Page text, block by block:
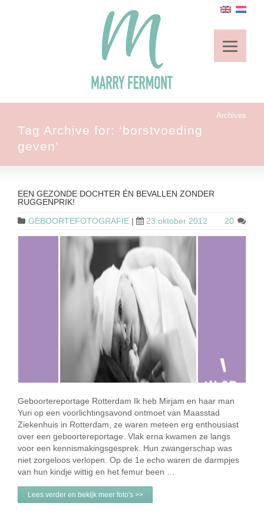
Archives
Tag Archive for: ‘borstvoeding
geven’
EEN GEZONDE DOCHTER ÉN BEVALLEN ZONDER
RUGGENPRIK!
GEBOORTEFOTOGRAFIE | 23 oktober 2012 20
Geboortereportage Rotterdam Ik heb Mirjam en haar man
Yuri op een voorlichtingsavond ontmoet van Maasstad
Ziekenhuis in Rotterdam, ze waren meteen erg enthousiast
over een geboortereportage. Vlak erna kwamen ze langs
voor een kennismakingsgesprek. Hun zwangerschap was
niet zorgeloos verlopen. Op de 1e echo waren de darmpjes
van hun kindje wittig en het femur been …
Lees verder en bekijk meer foto's >>